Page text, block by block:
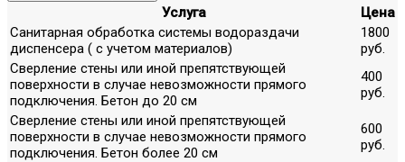
Услуга
Цена
Санитарная обработка системы водораздачи
диспенсера ( с учетом материалов)
1800
руб.
Сверление стены или иной препятствующей
поверхности в случае невозможности прямого
подключения. Бетон до 20 см
400
руб.
Сверление стены или иной препятствующей
поверхности в случае невозможности прямого
подключения. Бетон более 20 см
600
руб.